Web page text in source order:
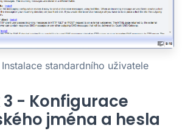
standardního uživatele
3 - Konfigurace
jména a hesla